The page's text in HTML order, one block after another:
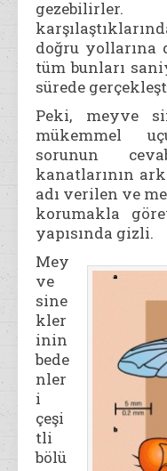
doğru yollarına
tüm bunları
sürede
Peki, meyve
mükemmel
sorunun
kanatlarının
adı verilen ve
korumakla
yapısında gizli.
Mey
ve
sine
kler
inin
bede
nler
i
çeşi
tli
bölü